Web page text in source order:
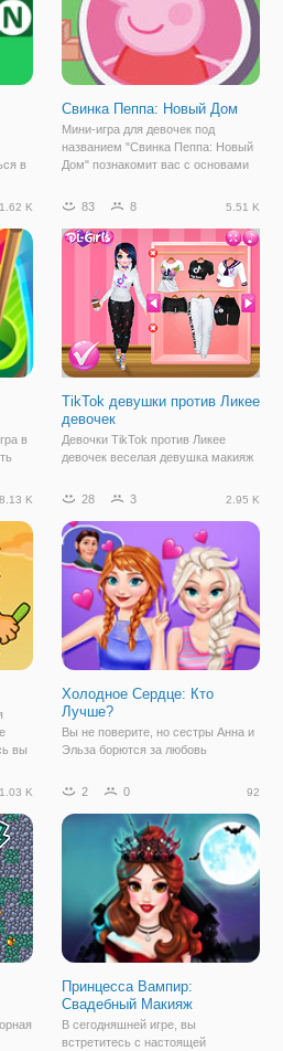
в
Свинка Пеппа: Новый Дом
Мини-игра для девочек под
названием "Свинка Пеппа: Новый
Дом" познакомит вас с основами
начинается с того, что семья,
Мамы Свиньи, Пеппы и братика
K
в
83 8 5.51 K
TikTok девушки против Ликее
девочек
Девочки TikTok против Ликее
девочек веселая девушка макияж
Маринет и Милана, современный
которая любит tiktok и Ликее!.
Вместе они следят за модными
тенденциями и
8.13 K
вы
28 3 2.95 K
Холодное Сердце: Кто
Лучше?
Вы не поверите, но сестры Анна и
Эльза борются за любовь
давайте посмотрим, что же будет
помогать обеим сестрам,
подготовиться к встречи с
Кристофом. Начнем с
1.03 K 2 0 92
Принцесса Вампир:
Свадебный Макияж
В сегодняшней игре, вы
встретитесь с настоящей